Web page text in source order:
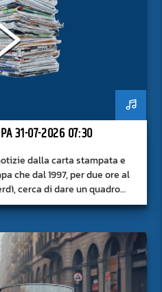
31-07-2026 07:30
dalla carta stampata e
che dal 1997, per due ore al
cerca di dare un quadro
giorno, senza fermarsi alla